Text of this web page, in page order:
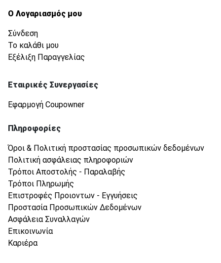
Ο Λογαριασμός μου
Σύνδεση
Το καλάθι μου
Εξέλιξη Παραγγελίας
Εταιρικές Συνεργασίες
Εφαρμογή Coupowner
Πληροφορίες
Όροι & Πολιτική προστασίας προσωπικών δεδομένων
Πολιτική ασφάλειας πληροφοριών
Τρόποι Αποστολής - Παραλαβής
Τρόποι Πληρωμής
Επιστροφές Προιοντων - Εγγυήσεις
Προστασία Προσωπικών Δεδομένων
Ασφάλεια Συναλλαγών
Επικοινωνία
Καριέρα